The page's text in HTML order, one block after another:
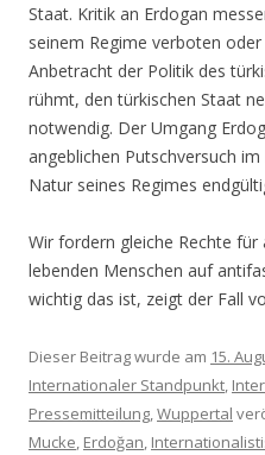
Staat. Kritik an Erdogan
seinem Regime verboten
Anbetracht der Politik des
rühmt, den türkischen Staat
notwendig. Der Umgang
angeblichen Putschversuch
Natur seines Regimes
Wir fordern gleiche Rechte
lebenden Menschen auf
wichtig das ist, zeigt der Fall
Dieser Beitrag wurde am 15.
Internationaler Standpunkt,
Pressemitteilung,Wuppertal
Mucke, Erdoğan,